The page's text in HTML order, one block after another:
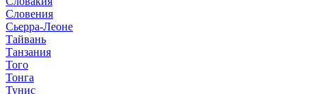
Словения
Сьерра-Леоне
Тайвань
Танзания
Того
Тонга
Тунис